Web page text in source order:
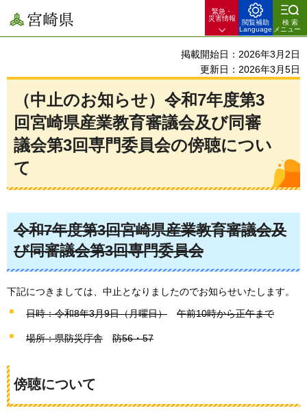
宮崎県
緊急・
災害情報
閲覧補助
Language
検索
メニュー
掲載開始日：2026年3月2日
更新日：2026年3月5日
（中止のお知らせ）令和7年度第3
回宮崎県産業教育審議会及び同審
議会第3回専門委員会の傍聴につい
て
令和7年度第3回宮崎県産業教育審議会及
び同審議会第3回専門委員会
下記につきましては、中止となりましたのでお知らせいたします。
日時：令和8年3月9日（月曜日） 午前10時から正午まで
場所：県防災庁舎 防56・57
傍聴について